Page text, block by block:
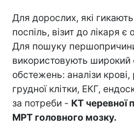
Для дорослих, які
поспіль, візит до лікаря
Для пошуку
використовують широкий
обстежень: аналізи
грудної клітки, ЕКГ,
за потреби - КТ черевної
МРТ головного мозку.